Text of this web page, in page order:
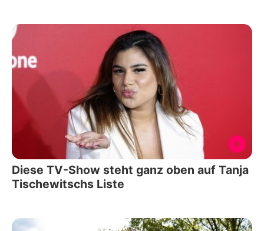
Diese TV-Show steht ganz oben auf Tanja
Tischewitschs Liste